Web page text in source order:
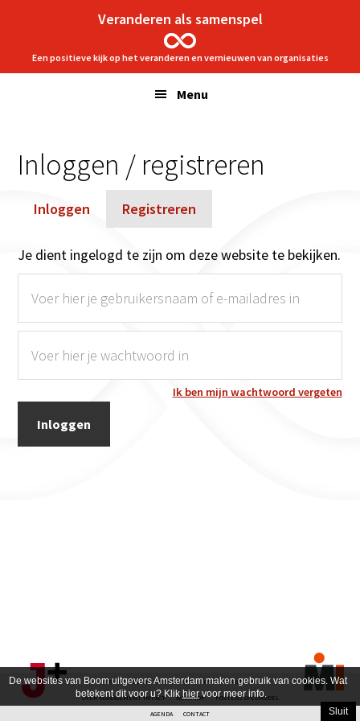
De websites van Boom uitgevers Amsterdam maken gebruik van cookies. Wat
betekent dit voor u? Klikhiervoor meer info.
Sluit
hoofdnavigatie
hoofd
Veranderen als samenspel
Een positieve kijk op het veranderen en vernieuwen van organisaties
Menu
Inloggen / registreren
Inloggen Registreren
Je dient ingelogd te zijn om deze website te bekijken.
Ik ben mijn wachtwoord vergeten
PRIVACY POLICY DISCLAIMER
OVER DE AUTEUR
OVER MANAGEMENT IMPACT
WEBSHOP
POSTERS SPELMODEL
AGENDA
CONTACT